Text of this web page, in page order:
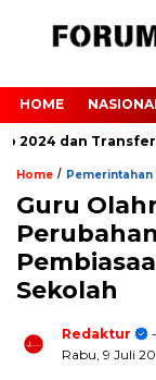
HOME
dan Transfer
Home / Pemerintahan
Guru
Sekolah
Redaktur
Rabu, 9 Juli